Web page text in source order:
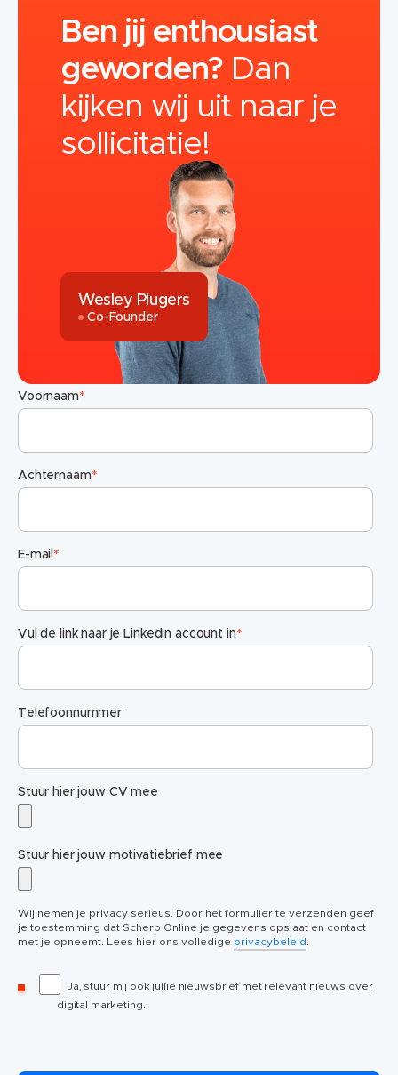
Ben jij enthousiast
geworden? Dan
kijken wij uit naar je
sollicitatie!
Wesley Plugers
Co-Founder
Voornaam*
Achternaam*
E-mail *
Vul de link naar je LinkedIn account in*
Telefoonnummer
Stuur hier jouw CV mee
Stuur hier jouw motivatiebrief mee
Wij nemen je privacy serieus. Door het formulier te verzenden geef
je toestemming dat Scherp Online je gegevens opslaat en contact
met je opneemt. Lees hier ons volledige privacybeleid
Ja, stuur mij ook jullie nieuwsbrief met relevant nieuws over
digital marketing.